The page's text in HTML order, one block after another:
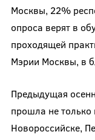
Москвы, 22%
опроса верят в
проходящей
Мэрии Москвы, в
Предыдущая
прошла не только
Новороссийске,